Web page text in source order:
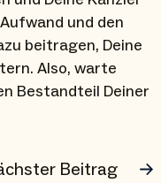
und den
beitragen, Deine
Also, warte
Bestandteil Deiner
Beitrag